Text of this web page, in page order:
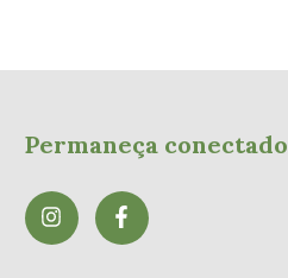
Permaneça conectado